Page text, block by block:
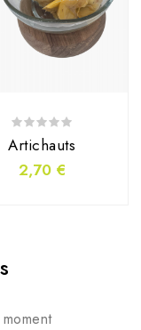
Artichauts
2,70 €